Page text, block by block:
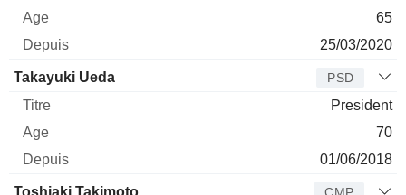
65
25/03/2020
Takayuki Ueda PSD
President
70
01/06/2018
Toshiaki Takimoto